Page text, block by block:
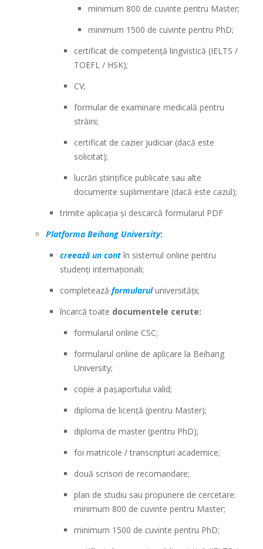
minimum 800 de cuvinte pentru Master;
minimum 1500 de cuvinte pentru PhD;
certificat de competență lingvistică (IELTS /
TOEFL / HSK);
CV;
formular de examinare medicală pentru
străini;
certificat de cazier judiciar (dacă este
solicitat);
lucrări științifice publicate sau alte
documente suplimentare (dacă este cazul);
trimite aplicația și descarcă formularul PDF
Platforma Beihang University:
creează un cont în sistemul online pentru
studenți internaționali;
completează formularul universității;
încarcă toate documentele cerute:
formularul online CSC;
formularul online de aplicare la Beihang
University;
copie a pașaportului valid;
diploma de licență (pentru Master);
diploma de master (pentru PhD);
foi matricole / transcripturi academice;
două scrisori de recomandare;
plan de studiu sau propunere de cercetare:
minimum 800 de cuvinte pentru Master;
minimum 1500 de cuvinte pentru PhD;